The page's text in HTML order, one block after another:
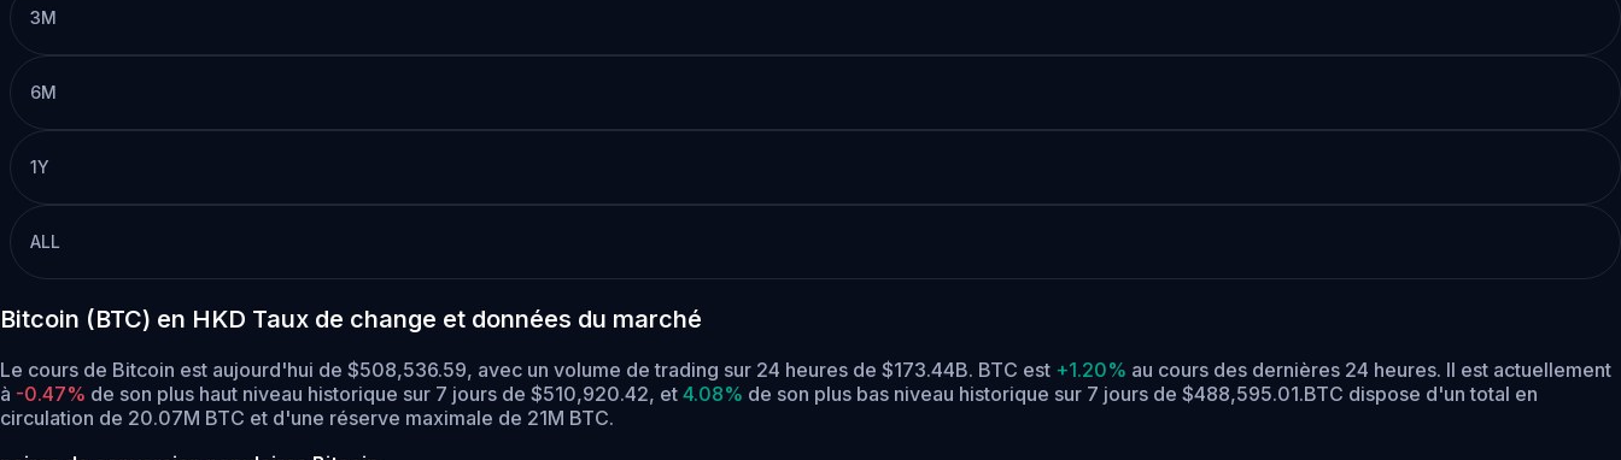
3M
6M
1Y
ALL
Bitcoin (BTC) en HKD Taux de change et données du marché
Le cours de Bitcoin est aujourd'hui de $508,536.59, avec un volume de trading sur 24 heures de $173.44B. BTC est +1.20% au cours des dernières 24 heures. Il est actuellement
à -0.47% de son plus haut niveau historique sur 7 jours de $510,920.42, et 4.08% de son plus bas niveau historique sur 7 jours de $488,595.01.BTC dispose d'un total en
circulation de 20.07M BTC et d'une réserve maximale de 21M BTC.